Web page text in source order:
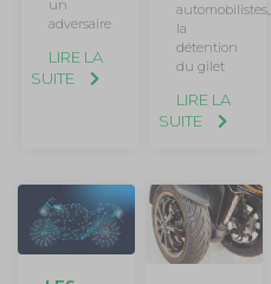
un
adversaire
LIRE LA
SUITE
automobilistes,
la
détention
du gilet
LIRE LA
SUITE